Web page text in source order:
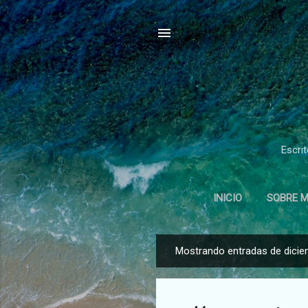
INICIO SOBRE MÍ
n
Mostrando entradas de